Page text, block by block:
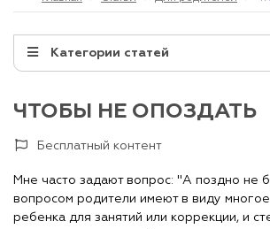
Категории статей
ЧТОБЫ НЕ ОПОЗДАТЬ
Бесплатный контент
Мне часто задают вопрос: "А поздно не
вопросом родители имеют в виду
ребенка для занятий или коррекции, и